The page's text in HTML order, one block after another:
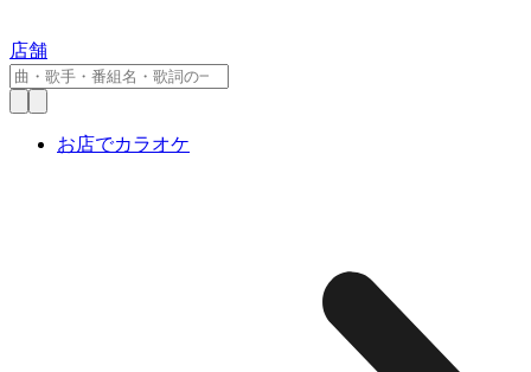
店舗
お店でカラオケ